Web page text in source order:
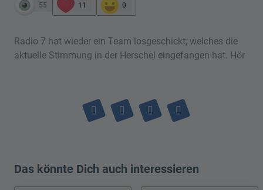
55 11 0
Radio 7 hat wieder ein Team losgeschickt, welches die
aktuelle Stimmung in der Herschel eingefangen hat. Hör
Das könnte Dich auch interessieren